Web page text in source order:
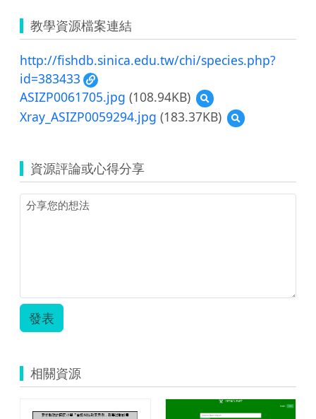
教學資源檔案連結
http://fishdb.sinica.edu.tw/chi/species.php?
id=383433
ASIZP0061705.jpg (108.94KB)
預
覽
ASIZP0061705.jpg
Xray_ASIZP0059294.jpg (183.37KB)
預
覽
資源評論或心得分享
發表
相關資源